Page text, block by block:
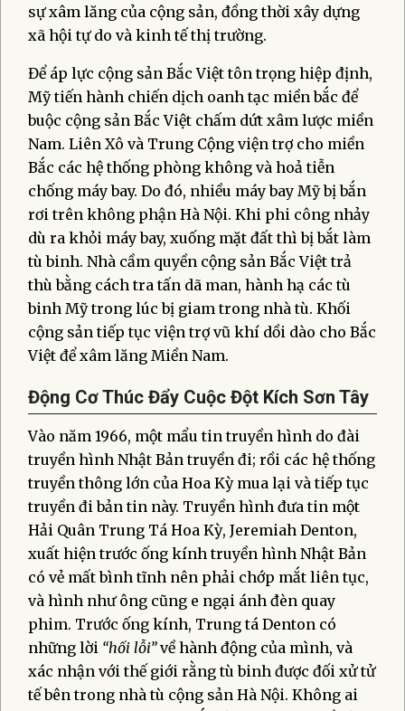
sự xâm lăng của cộng sản, đồng thời xây dựng
xã hội tự do và kinh tế thị trường.
Để áp lực cộng sản Bắc Việt tôn trọng hiệp định,
Mỹ tiến hành chiến dịch oanh tạc miền bắc để
buộc cộng sản Bắc Việt chấm dứt xâm lược miền
Nam. Liên Xô và Trung Cộng viện trợ cho miền
Bắc các hệ thống phòng không và hoả tiễn
chống máy bay. Do đó, nhiều máy bay Mỹ bị bắn
rơi trên không phận Hà Nội. Khi phi công nhảy
dù ra khỏi máy bay, xuống mặt đất thì bị bắt làm
tù binh. Nhà cầm quyền cộng sản Bắc Việt trả
thù bằng cách tra tấn dã man, hành hạ các tù
binh Mỹ trong lúc bị giam trong nhà tù. Khối
cộng sản tiếp tục viện trợ vũ khí dồi dào cho Bắc
Việt để xâm lăng Miền Nam.
Động Cơ Thúc Đẩy Cuộc Đột Kích Sơn Tây
Vào năm 1966, một mẩu tin truyền hình do đài
truyền hình Nhật Bản truyền đi; rồi các hệ thống
truyền thông lớn của Hoa Kỳ mua lại và tiếp tục
truyền đi bản tin này. Truyền hình đưa tin một
Hải Quân Trung Tá Hoa Kỳ, Jeremiah Denton,
xuất hiện trước ống kính truyền hình Nhật Bản
có vẻ mất bình tĩnh nên phải chớp mắt liên tục,
và hình như ông cũng e ngại ánh đèn quay
phim. Trước ống kính, Trung tá Denton có
những lời “hối lỗi”về hành động của mình, và
xác nhận với thế giới rằng tù binh được đối xử tử
tế bên trong nhà tù cộng sản Hà Nội. Không ai